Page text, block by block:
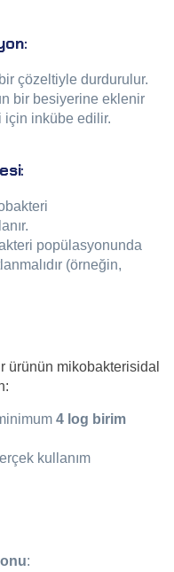
:
çözeltiyle durdurulur.
bir besiyerine eklenir
için inkübe edilir.
:
popülasyonunda
(örneğin,
ürünün mikobakterisidal
4 log birim
kullanım
: